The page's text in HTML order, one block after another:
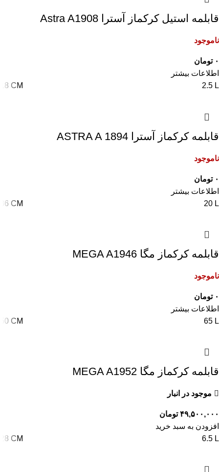
قابلمه استیل کرکماز آسترا Astra A1908
ناموجود
۰ تومان
اطلاعات بیشتر
2.5 L
18 CM
قابلمه کرکماز آسترا ASTRA A 1894
ناموجود
۰ تومان
اطلاعات بیشتر
20 L
36 CM
قابلمه کرکماز مگا MEGA A1946
ناموجود
۰ تومان
اطلاعات بیشتر
65 L
50 CM
قابلمه کرکماز مگا MEGA A1952
موجود در انبار
۴۹,۵۰۰,۰۰۰ تومان
افزودن به سبد خرید
6.5 L
28 CM